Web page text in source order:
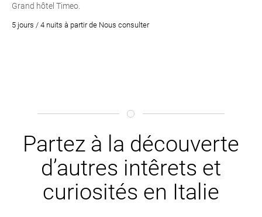
Grand hôtel Timeo.
5 jours / 4 nuits à partir de Nous consulter
Partez à la découverte
d’autres intêrets et
curiosités en Italie